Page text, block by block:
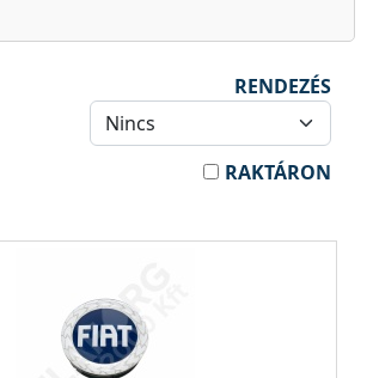
RENDEZÉS
RAKTÁRON